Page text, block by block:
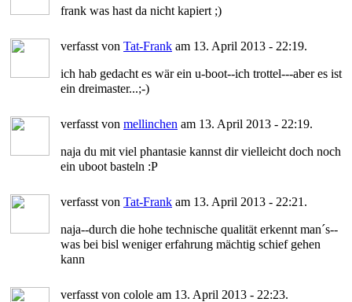
frank was hast da nicht kapiert ;)
verfasst von Tat-Frank am 13. April 2013 - 22:19.
ich hab gedacht es wär ein u-boot--ich trottel---aber es ist
ein dreimaster...;-)
verfasst von mellinchen am 13. April 2013 - 22:19.
naja du mit viel phantasie kannst dir vielleicht doch noch
ein uboot basteln :P
verfasst von Tat-Frank am 13. April 2013 - 22:21.
naja--durch die hohe technische qualität erkennt man´s--
was bei bisl weniger erfahrung mächtig schief gehen
kann
verfasst von colole am 13. April 2013 - 22:23.